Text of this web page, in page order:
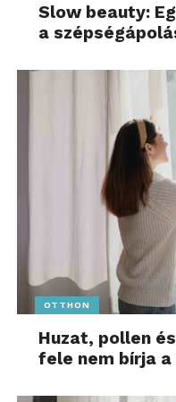
Slow beauty:
a
OTTHON
Huzat, pollen
fele nem bírja